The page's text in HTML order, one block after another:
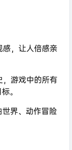
，让人倍感亲
，游戏中的所有
。
界、动作冒险